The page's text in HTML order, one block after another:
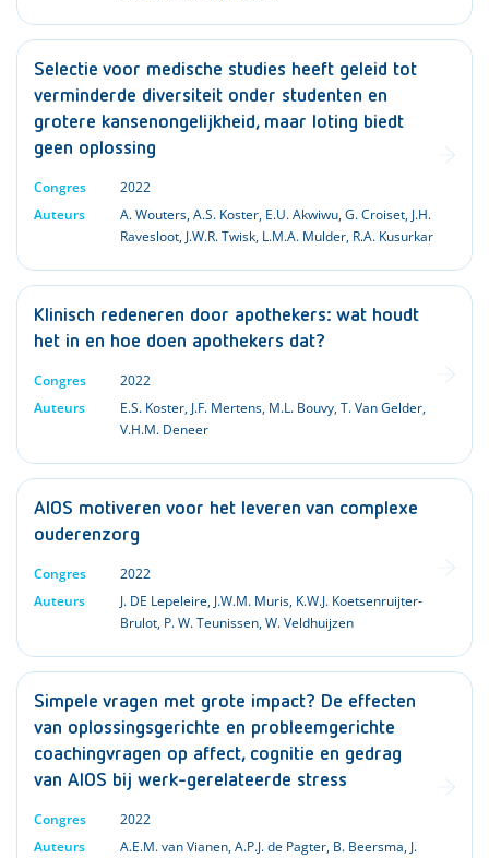
Selectie voor medische studies heeft geleid tot
verminderde diversiteit onder studenten en
grotere kansenongelijkheid, maar loting biedt
geen oplossing
Congres
2022
Auteurs
A. Wouters,A.S. Koster, E.U. Akwiwu,G. Croiset, J.H.
Ravesloot, J.W.R. Twisk, L.M.A. Mulder, R.A. Kusurkar
Klinisch redeneren door apothekers: wat houdt
het in en hoe doen apothekers dat?
Congres
2022
Auteurs
E.S. Koster, J.F. Mertens, M.L. Bouvy,T. Van Gelder,
V.H.M. Deneer
AIOS motiveren voor het leveren van complexe
ouderenzorg
Congres
2022
Auteurs
J. DE Lepeleire, J.W.M. Muris, K.W.J. Koetsenruijter-
Brulot, P. W. Teunissen,W. Veldhuijzen
Simpele vragen met grote impact? De effecten
van oplossingsgerichte en probleemgerichte
coachingvragen op affect, cognitie en gedrag
van AIOS bij werk-gerelateerde stress
Congres
2022
Auteurs
A.E.M. van Vianen,A.P.J. de Pagter, B. Beersma, J.